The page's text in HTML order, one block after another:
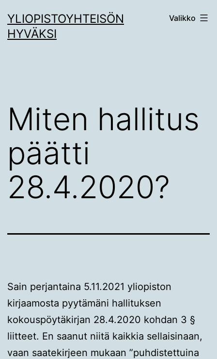
sisältöön
YLIOPISTOYHTEISÖN
HYVÄKSI
Valikko
Miten hallitus
päätti
28.4.2020?
Sain perjantaina 5.11.2021 yliopiston
kirjaamosta pyytämäni hallituksen
kokouspöytäkirjan 28.4.2020 kohdan 3 §
liitteet. En saanut niitä kaikkia sellaisinaan,
vaan saatekirjeen mukaan ”puhdistettuina